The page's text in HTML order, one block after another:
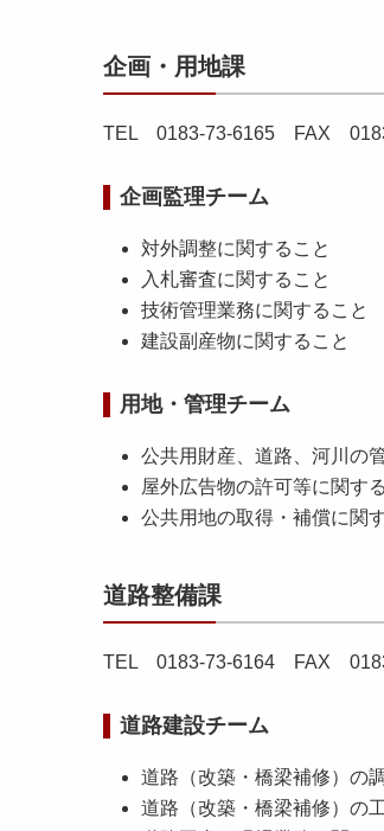
企画・用地課
TEL 0183-73-6165 FAX
企画監理チーム
対外調整に関すること
入札審査に関すること
技術管理業務に関すること
建設副産物に関すること
用地・管理チーム
公共用財産、道路、河川の
屋外広告物の許可等に関す
公共用地の取得・補償に関
道路整備課
TEL 0183-73-6164 FAX
道路建設チーム
道路（改築・橋梁補修）の
道路（改築・橋梁補修）の